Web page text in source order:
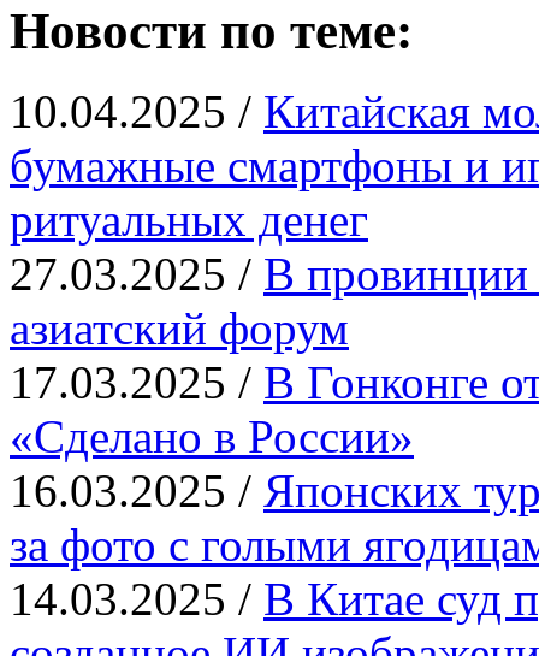
Новости по теме:
10.04.2025 / Китайская
бумажные смартфоны и
ритуальных денег
27.03.2025 / В провинции
азиатский форум
17.03.2025 / В Гонконге
«Сделано в России»
16.03.2025 / Японских
за фото с голыми
14.03.2025 / В Китае суд